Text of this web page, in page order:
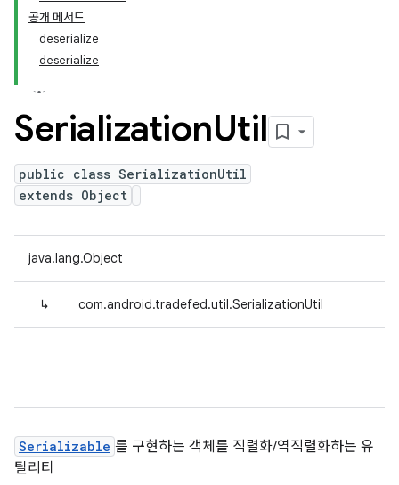
공개 메서드
deserialize
deserialize
SerializationUtil
public class SerializationUtil
extends Object
java.lang.Object
↳ com.android.tradefed.util.SerializationUtil
Serializable 를 구현하는 객체를 직렬화/역직렬화하는 유
틸리티